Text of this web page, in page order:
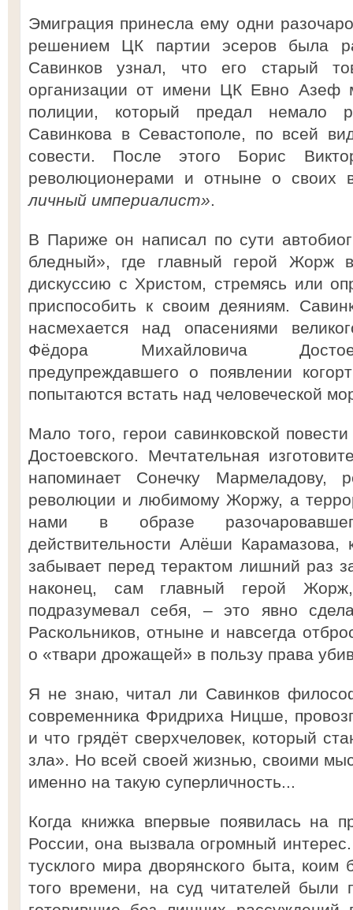
Эмиграция принесла ему одни
решением ЦК партии эсеров была
Савинков узнал, что его старый
организации от имени ЦК Евно Азеф
полиции, который предал немало
Савинкова в Севастополе, по всей
совести. После этого Борис
революционерами и отныне о своих
личный империалист».
В Париже он написал по сути
бледный», где главный герой Жорж
дискуссию с Христом, стремясь или
приспособить к своим деяниям.
насмехается над опасениями
Фёдора Михайловича
предупреждавшего о появлении
попытаются встать над человеческой
Мало того, герои савинковской
Достоевского. Мечтательная
напоминает Сонечку Мармеладову,
революции и любимому Жоржу, а
нами в образе
действительности Алёши
забывает перед терактом лишний раз
наконец, сам главный герой
подразумевал себя, – это явно
Раскольников, отныне и навсегда
о «твари дрожащей» в пользу права
Я не знаю, читал ли Савинков
современника Фридриха Ницше,
и что грядёт сверхчеловек, который
зла». Но всей своей жизнью, своими
именно на такую суперличность...
Когда книжка впервые появилась на
России, она вызвала огромный
тусклого мира дворянского быта,
того времени, на суд читателей были